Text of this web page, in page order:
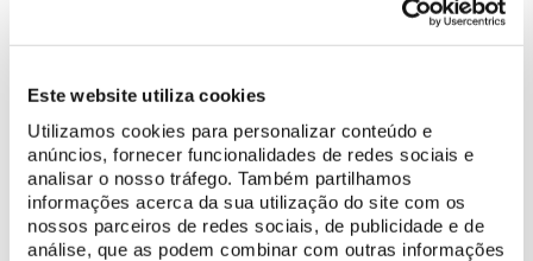
Este website utiliza cookies
Utilizamos cookies para personalizar conteúdo e
anúncios, fornecer funcionalidades de redes sociais e
analisar o nosso tráfego. Também partilhamos
informações acerca da sua utilização do site com os
nossos parceiros de redes sociais, de publicidade e de
análise, que as podem combinar com outras informações